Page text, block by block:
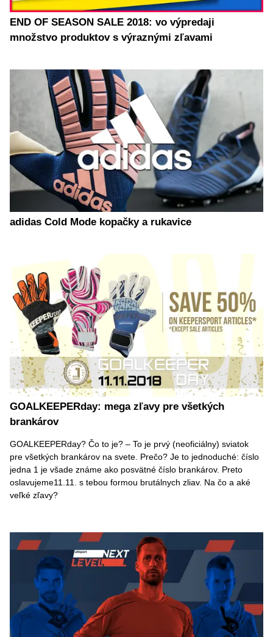
END OF SEASON SALE 2018: vo výpredaji
množstvo produktov s výraznými zľavami
adidas Cold Mode kopačky a rukavice
GOALKEEPERday: mega zľavy pre všetkých
brankárov
GOALKEEPERday? Čo to je? – To je prvý (neoficiálny) sviatok
pre všetkých brankárov na svete. Prečo? Je to jednoduché: číslo
jedna 1 ️je všade známe ako posvätné číslo brankárov. Preto
oslavujeme️11.11. s tebou formou brutálnych zliav. Na čo a aké
veľké zľavy?